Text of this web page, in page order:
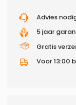
Advies
5 jaar
Gratis
Voor 13:00